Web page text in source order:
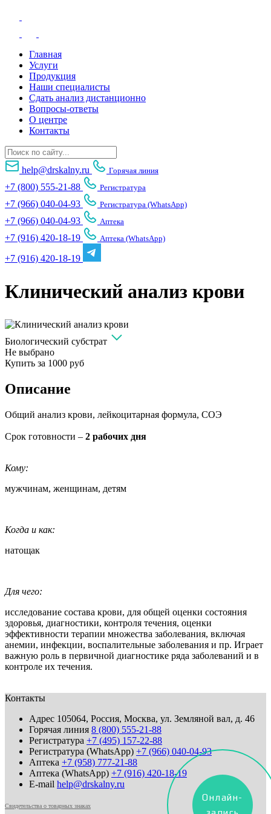
Главная
Услуги
Продукция
Наши специалисты
Сдать анализ дистанционно
Вопросы-ответы
О центре
Контакты
help@drskalny.ru Горячая линия
+7 (800) 555-21-88 Регистратура
+7 (966) 040-04-93 Регистратура (WhatsApp)
+7 (966) 040-04-93 Аптека
+7 (916) 420-18-19 Аптека (WhatsApp)
+7 (916) 420-18-19
Клинический анализ крови
Биологический субстрат
Не выбрано
Купить за 1000 руб
Описание
Общий анализ крови, лейкоцитарная формула, СОЭ
Срок готовности – 2 рабочих дня
Кому:
мужчинам, женщинам, детям
Когда и как:
натощак
Для чего:
исследование состава крови, для общей оценки состояния
здоровья, диагностики, контроля течения, оценки
эффективности терапии множества заболевания, включая
анемии, инфекции, воспалительные заболевания и пр. Играет
важную роль в первичной диагностике ряда заболеваний и в
контроле их течения.
Контакты
Адрес 105064, Россия, Москва, ул. Земляной вал, д. 46
Горячая линия 8 (800) 555-21-88
Регистратура +7 (495) 157-22-88
Регистратура (WhatsApp) +7 (966) 040-04-93
Аптека +7 (958) 777-21-88
Аптека (WhatsApp) +7 (916) 420-18-19
E-mail help@drskalny.ru
Свидетельства о товарных знаках
Онлайн-